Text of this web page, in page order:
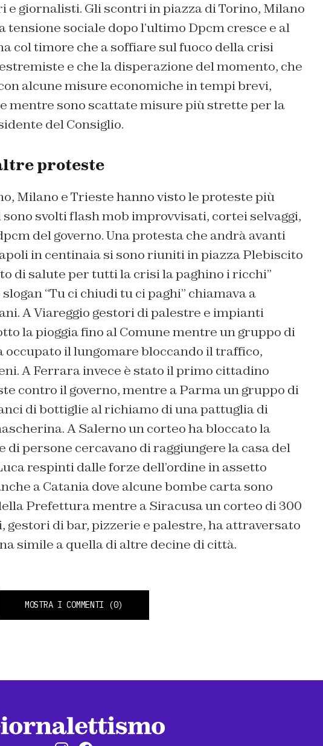
e giornalisti. Gli scontri in piazza di Torino, Milano
sociale dopo l’ultimo Dpcm cresce e al
col timore che a soffiare sul fuoco della crisi
e che la disperazione del momento, che
alcune misure economiche in tempi brevi,
mentre sono scattate misure più strette per la
del Consiglio.
proteste
Milano e Trieste hanno visto le proteste più
svolti flash mob improvvisati, cortei selvaggi,
del governo. Una protesta che andrà avanti
in centinaia si sono riuniti in piazza Plebiscito
di salute per tutti la crisi la paghino i ricchi”
“Tu ci chiudi tu ci paghi” chiamava a
A Viareggio gestori di palestre e impianti
la pioggia fino al Comune mentre un gruppo di
il lungomare bloccando il traffico,
A Ferrara invece è stato il primo cittadino
contro il governo, mentre a Parma un gruppo di
di bottiglie al richiamo di una pattuglia di
A Salernoun corteo ha bloccato la
persone cercavano di raggiungere la casa del
respinti dalle forze dell’ordine in assetto
a Catania dove alcune bombe carta sono
Prefettura mentre a Siracusaun corteo di 300
di bar, pizzerie e palestre, ha attraversato
simile a quella di altre decine di città.
MOSTRA I COMMENTI (0)